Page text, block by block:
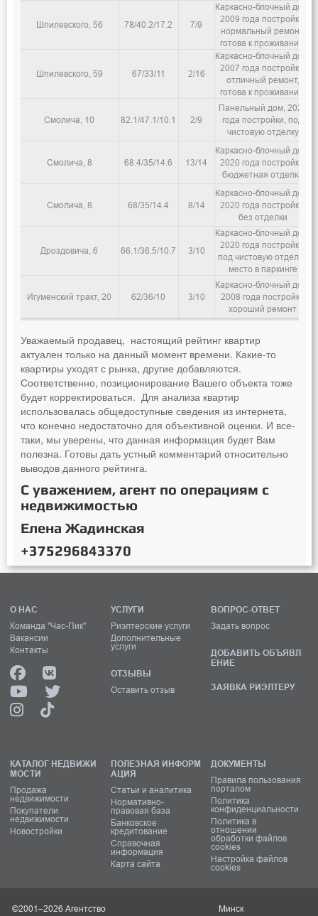
Шпилевского, 56 78/40.2/17.2 7/9
Каркасно-блочный дом,
2009 года постройки,
нормальный ремонт,
готова к проживанию
Шпилевского, 59 67/33/11 2/16
Каркасно-блочный дом,
2007 года постройки,
отличный ремонт,
готова к проживанию
Смолича, 10 82.1/47.1/10.1 2/9
Панельный дом, 2020
года постройки, под
чистовую отделку
Смолича, 8 68.4/35/14.6 13/14
Каркасно-блочный дом,
2020 года постройки,
бюджетная отделка
Смолича, 8 68/35/14.4 8/14
Каркасно-блочный дом,
2020 года постройки,
без отделки
Дроздовича, 6 66.1/36.5/10.7 3/10
Каркасно-блочный дом,
2020 года постройки,
под чистовую отделку,
место в паркинге
Игуменский тракт, 20 62/36/10 3/10
Каркасно-блочный дом,
2008 года постройки
хороший ремонт
Уважаемый продавец, настоящий рейтинг квартир
актуален только на данный момент времени. Какие-то
квартиры уходят с рынка, другие добавляются.
Соответственно, позиционирование Вашего объекта тоже
будет корректироваться. Для анализа квартир
использовалась общедоступные сведения из интернета,
что конечно недостаточно для объективной оценки. И все-
таки, мы уверены, что данная информация будет Вам
полезна. Готовы дать устный комментарий относительно
выводов данного рейтинга.
С уважением, агент по операциям с
недвижимостью
Елена Жадинская
+375296843370
О НАС
Команда "Час-Пик"
Вакансии
Контакты
УСЛУГИ
Риэлтерские услуги
Дополнительные
услуги
ОТЗЫВЫ
Оставить отзыв
ВОПРОС-ОТВЕТ
Задать вопрос
ДОБАВИТЬ ОБЪЯВЛ
ЕНИЕ
ЗАЯВКА РИЭЛТЕРУ
КАТАЛОГ НЕДВИЖИ
МОСТИ
Продажа
недвижимости
Покупатели
недвижимости
Новостройки
ПОЛЕЗНАЯ ИНФОРМ
АЦИЯ
Статьи и аналитика
Нормативно-
правовая база
Банковское
кредитование
Справочная
информация
Карта сайта
ДОКУМЕНТЫ
Правила пользования
порталом
Политика
конфиденциальности
Политика в
отношении
обработки файлов
cookies
Настройка файлов
cookies
©2001–2026 Агентство
Минск